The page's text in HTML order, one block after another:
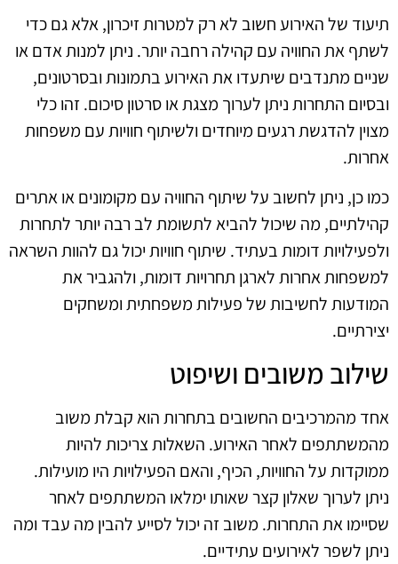
תיעוד של האירוע חשוב לא רק למטרות זיכרון, אלא גם כדי
לשתף את החוויה עם קהילה רחבה יותר. ניתן למנות אדם או
שניים מתנדבים שיתעדו את האירוע בתמונות ובסרטונים,
ובסיום התחרות ניתן לערוך מצגת או סרטון סיכום. זהו כלי
מצוין להדגשת רגעים מיוחדים ולשיתוף חוויות עם משפחות
אחרות.
כמו כן, ניתן לחשוב על שיתוף החוויה עם מקומונים או אתרים
קהילתיים, מה שיכול להביא לתשומת לב רבה יותר לתחרות
ולפעילויות דומות בעתיד. שיתוף חוויות יכול גם להוות השראה
למשפחות אחרות לארגן תחרויות דומות, ולהגביר את
המודעות לחשיבות של פעילות משפחתית ומשחקים
יצירתיים.
שילוב משובים ושיפוט
אחד מהמרכיבים החשובים בתחרות הוא קבלת משוב
מהמשתתפים לאחר האירוע. השאלות צריכות להיות
ממוקדות על החוויות, הכיף, והאם הפעילויות היו מועילות.
ניתן לערוך שאלון קצר שאותו ימלאו המשתתפים לאחר
שסיימו את התחרות. משוב זה יכול לסייע להבין מה עבד ומה
ניתן לשפר לאירועים עתידיים.